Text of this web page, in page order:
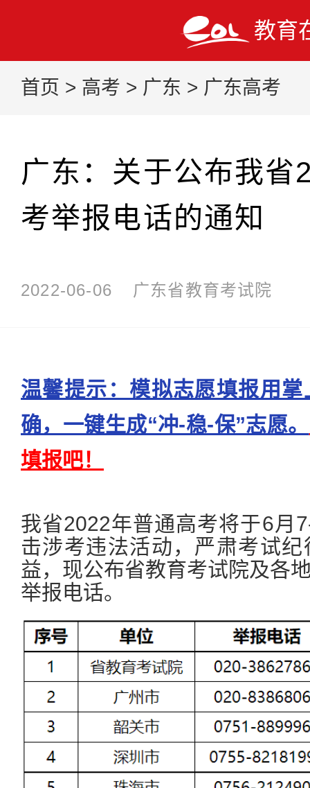
教育
首页 > 高考 > 广东 > 广东高考
广东：关于公布我省
考举报电话的通知
2022-06-06 广东省教育考试院
温馨提示：模拟志愿填报用
确，一键生成“冲-稳-保”志愿。
填报吧！
我省2022年普通高考将于6月
击涉考违法活动，严肃考试
益，现公布省教育考试院及各
举报电话。